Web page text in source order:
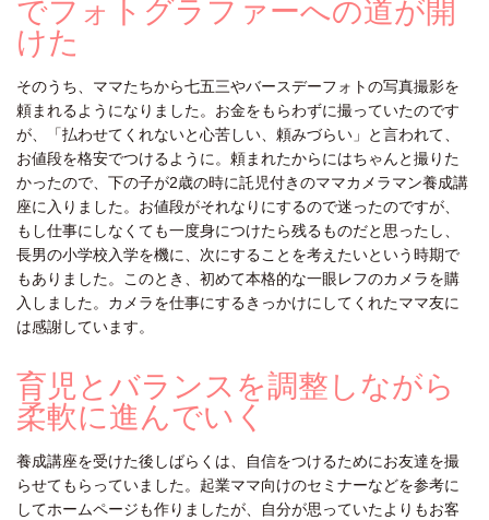
でフォトグラファーへの道が開
けた
そのうち、ママたちから七五三やバースデーフォトの写真撮影を
頼まれるようになりました。お金をもらわずに撮っていたのです
が、「払わせてくれないと心苦しい、頼みづらい」と言われて、
お値段を格安でつけるように。頼まれたからにはちゃんと撮りた
かったので、下の子が2歳の時に託児付きのママカメラマン養成講
座に入りました。お値段がそれなりにするので迷ったのですが、
もし仕事にしなくても一度身につけたら残るものだと思ったし、
長男の小学校入学を機に、次にすることを考えたいという時期で
もありました。このとき、初めて本格的な一眼レフのカメラを購
入しました。カメラを仕事にするきっかけにしてくれたママ友に
は感謝しています。
育児とバランスを調整しながら
柔軟に進んでいく
養成講座を受けた後しばらくは、自信をつけるためにお友達を撮
らせてもらっていました。起業ママ向けのセミナーなどを参考に
してホームページも作りましたが、自分が思っていたよりもお客